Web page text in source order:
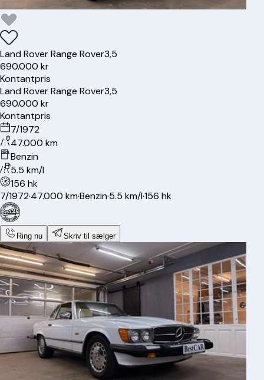
Land RoverRange Rover3,5
690.000 kr
Kontantpris
Land RoverRange Rover3,5
690.000 kr
Kontantpris
7/1972
47.000 km
Benzin
5.5 km/l
156 hk
7/1972·47.000 km·Benzin·5.5 km/l·156 hk
Ring nu Skriv til sælger